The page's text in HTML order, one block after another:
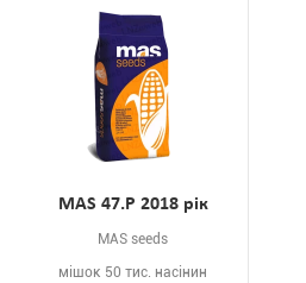
MAS 47.P 2018 рік
MAS seeds
мішок 50 тис. насінин